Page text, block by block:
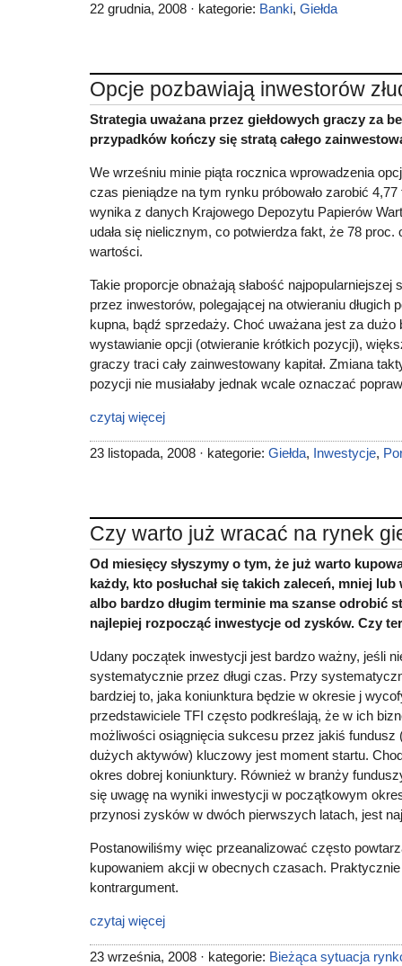
22 grudnia, 2008 · kategorie: Banki, Giełda
Opcje pozbawiają inwestorów
Strategia uważana przez giełdowych graczy za
przypadków kończy się stratą całego
We wrześniu minie piąta rocznica wprowadzenia
czas pieniądze na tym rynku próbowało zarobić
wynika z danych Krajowego Depozytu Papierów
udała się nielicznym, co potwierdza fakt, że 78 proc.
wartości.
Takie proporcje obnażają słabość najpopularniejszej
przez inwestorów, polegającej na otwieraniu długich
kupna, bądź sprzedaży. Choć uważana jest za dużo
wystawianie opcji (otwieranie krótkich pozycji),
graczy traci cały zainwestowany kapitał. Zmiana
pozycji nie musiałaby jednak wcale oznaczać
czytaj więcej
23 listopada, 2008 · kategorie: Giełda, Inwestycje,
Czy warto już wracać na rynek
Od miesięcy słyszymy o tym, że już warto
każdy, kto posłuchał się takich zaleceń, mniej
albo bardzo długim terminie ma szanse odrobić
najlepiej rozpocząć inwestycje od zysków. Czy
Udany początek inwestycji jest bardzo ważny, jeśli
systematycznie przez długi czas. Przy
bardziej to, jaka koniunktura będzie w okresie j
przedstawiciele TFI często podkreślają, że w ich
możliwości osiągnięcia sukcesu przez jakiś fundusz
dużych aktywów) kluczowy jest moment startu.
okres dobrej koniunktury. Również w branży
się uwagę na wyniki inwestycji w początkowym
przynosi zysków w dwóch pierwszych latach, jest
Postanowiliśmy więc przeanalizować często
kupowaniem akcji w obecnych czasach.
kontrargument.
czytaj więcej
23 września, 2008 · kategorie: Bieżąca sytuacja